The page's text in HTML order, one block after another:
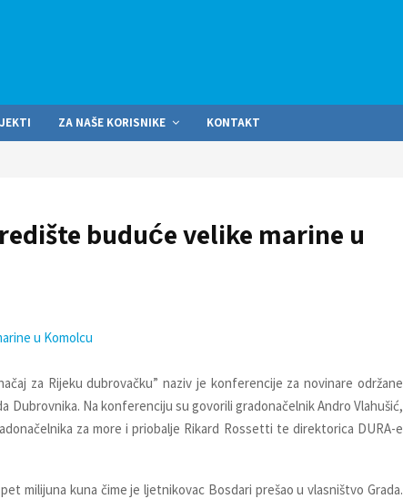
ZA NAŠE KORISNIKE KONTAKT
buduće velike marine u
u Komolcu
za Rijeku dubrovačku” naziv je konferencije za novinare održane
Dubrovnika. Na konferenciju su govorili gradonačelnik Andro Vlahušić,
za more i priobalje Rikard Rossetti te direktorica DURA-e
milijuna kuna čime je ljetnikovac Bosdari prešao u vlasništvo Grada.